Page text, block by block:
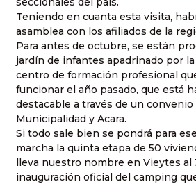
Teniendo en cuanta esta visita,
asamblea con los afiliados de la
Para antes de octubre, se están
jardín de infantes apadrinado por
centro de formación profesional
funcionar el año pasado, que está
destacable a través de un
Municipalidad y Acara.
Si todo sale bien se pondrá para
marcha la quinta etapa de 50
lleva nuestro nombre en Vieytes al
inauguración oficial del camping